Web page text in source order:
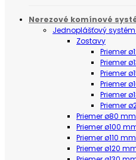
Nerezové komínové
Jednoplášťový
Zostavy
Priemer
Priemer
Priemer
Priemer
Priemer
Priemer
Priemer ø80
Priemer ø100
Priemer ø110
Priemer ø120